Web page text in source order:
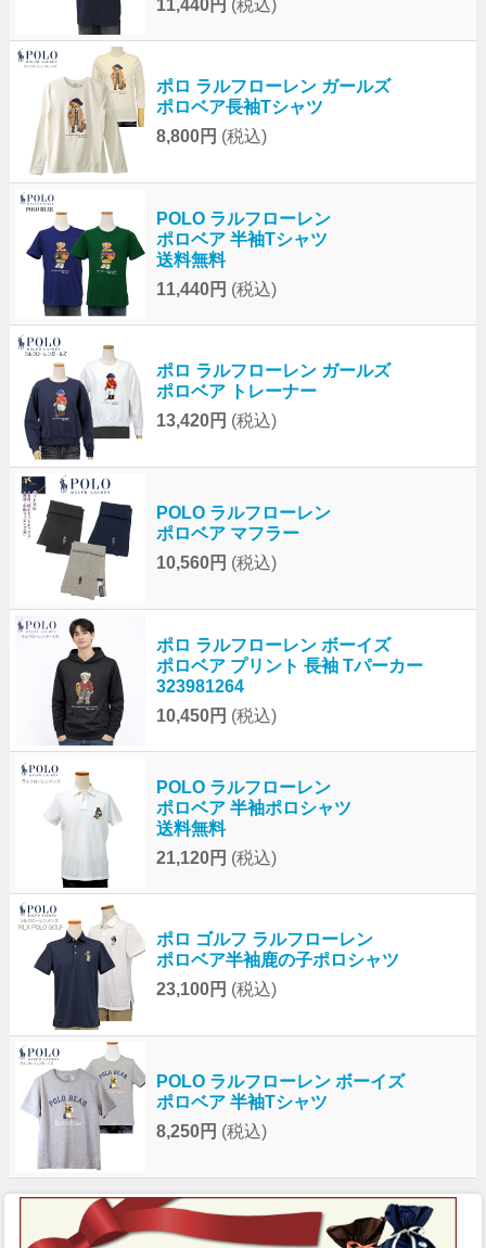
11,440円 (税込)
ポロ ラルフローレン ガールズ
ポロベア長袖Tシャツ
8,800円 (税込)
POLO ラルフローレン
ポロベア 半袖Tシャツ
送料無料
11,440円 (税込)
ポロ ラルフローレン ガールズ
ポロベア トレーナー
13,420円 (税込)
POLO ラルフローレン
ポロベア マフラー
10,560円 (税込)
ポロ ラルフローレン ボーイズ
ポロベア プリント 長袖 Tパーカー
323981264
10,450円 (税込)
POLO ラルフローレン
ポロベア 半袖ポロシャツ
送料無料
21,120円 (税込)
ポロ ゴルフ ラルフローレン
ポロベア半袖鹿の子ポロシャツ
23,100円 (税込)
POLO ラルフローレン ボーイズ
ポロベア 半袖Tシャツ
8,250円 (税込)